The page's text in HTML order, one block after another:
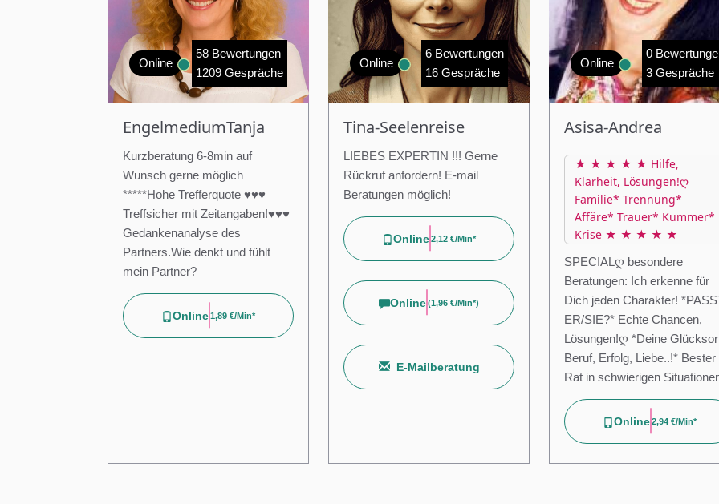
Online
58 Bewertungen
1209 Gespräche
EngelmediumTanja
Kurzberatung 6-8min auf
Wunsch gerne möglich
*****Hohe Trefferquote ♥♥♥
Treffsicher mit Zeitangaben!♥♥♥
Gedankenanalyse des
Partners.Wie denkt und fühlt
mein Partner?
Online1,89 €/min*
Online
6 Bewertungen
16 Gespräche
Tina-Seelenreise
LIEBES EXPERTIN !!! Gerne
Rückruf anfordern! E-mail
Beratungen möglich!
Online2,12 €/min*
Online(1,96 €/min*)
E-Mailberatung
Online
0
3 Gespräche
Asisa-Andrea
★ ★ ★ ★ ★ Hilfe,
Klarheit, Lösungen!ღ
Familie* Trennung*
Affäre* Trauer* Kummer*
Krise ★ ★ ★ ★ ★
SPECIALღ besondere
Beratungen: Ich erkenne für
Dich jeden Charakter!
ER/SIE?* Echte Chancen,
Lösungen!ღ *Deine
Beruf, Erfolg, Liebe..!* Bester
Rat in schwierigen
Online2,94 €/min*